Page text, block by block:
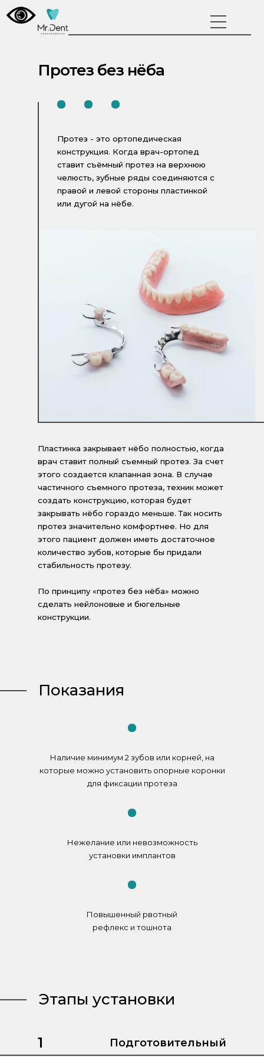
Протез без нёба
Пластинка закрывает нёбо полностью, когда
врач ставит полный съемный протез. За счет
этого создается клапанная зона. В случае
частичного съемного протеза, техник может
создать конструкцию, которая будет
закрывать нёбо гораздо меньше. Так носить
протез значительно комфортнее. Но для
этого пациент должен иметь достаточное
количество зубов, которые бы придали
стабильность протезу.
По принципу «протез без нёба» можно
сделать нейлоновые и бюгельные
конструкции.
Протез - это ортопедическая
конструкция. Когда врач-ортопед
ставит съёмный протез на верхнюю
челюсть, зубные ряды соединяются с
правой и левой стороны пластинкой
или дугой на нёбе.
Наличие минимум 2 зубов или корней, на
которые можно установить опорные коронки
для фиксации протеза
Нежелание или невозможность
установки имплантов
Повышенный рвотный
рефлекс и тошнота
Показания
Этапы установки
Подготовительный
1